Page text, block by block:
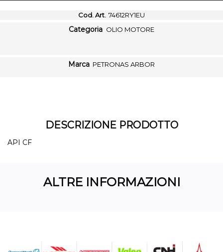
Cod. Art. 74612RY1EU
Categoria OLIO MOTORE
Marca PETRONAS ARBOR
DESCRIZIONE PRODOTTO
API CF
ALTRE INFORMAZIONI